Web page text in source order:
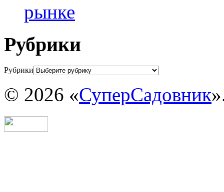
рынке
Рубрики
Рубрики
© 2026 «СуперСадовник